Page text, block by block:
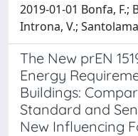
2019-01-01 Bonfa, F.;
Introna, V.;
The New prEN
Energy
Buildings:
Standard and
New Influencing